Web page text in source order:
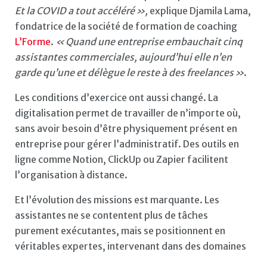
Et la COVID a tout accéléré », explique Djamila Lama,
fondatrice de la société de formation de coaching
L’Forme. « Quand une entreprise embauchait cinq
assistantes commerciales, aujourd’hui elle n’en
garde qu’une et délègue le reste à des freelances ».
Les conditions d’exercice ont aussi changé. La
digitalisation permet de travailler de n’importe où,
sans avoir besoin d’être physiquement présent en
entreprise pour gérer l’administratif. Des outils en
ligne comme Notion, ClickUp ou Zapier facilitent
l’organisation à distance.
Et l’évolution des missions est marquante. Les
assistantes ne se contentent plus de tâches
purement exécutantes, mais se positionnent en
véritables expertes, intervenant dans des domaines